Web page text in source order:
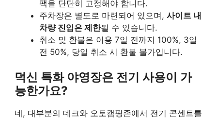
팩을 단단히 고정해야 합니다.
주차장은 별도로 마련되어 있으며, 사이트 내
차량 진입은 제한될 수 있습니다.
취소 및 환불은 이용 7일 전까지 100%, 3일
전 50%, 당일 취소 시 환불 불가입니다.
덕신 특화 야영장은 전기 사용이 가
능한가요?
네, 대부분의 데크와 오토캠핑존에서 전기 콘센트를